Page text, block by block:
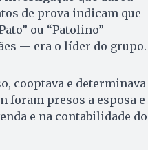
de prova indicam que
ou “Patolino” —
— era o líder do grupo.
cooptava e determinava
foram presos a esposa e
e na contabilidade do